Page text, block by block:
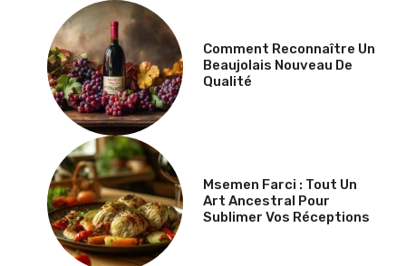
Comment Reconnaître Un
Beaujolais Nouveau De
Qualité
Msemen Farci : Tout Un
Art Ancestral Pour
Sublimer Vos Réceptions